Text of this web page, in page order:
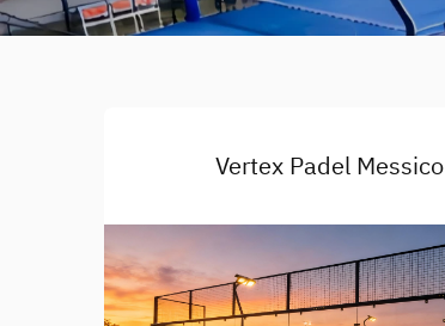
Vertex Padel Messico